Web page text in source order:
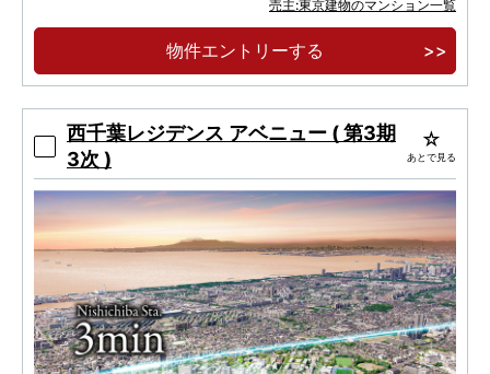
三越千葉店跡地 JR「千葉」駅徒歩４分
売主:東京建物のマンション一覧
物件エントリーする
西千葉レジデンス アベニュー ( 第3期
3次 )
あとで見る